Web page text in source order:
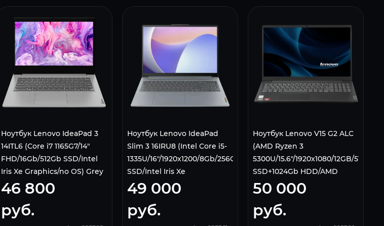
Ноутбук Lenovo IdeaPad 3
14ITL6 (Core i7 1165G7/14"
FHD/16Gb/512Gb SSD/Intel
Iris Xe Graphics/no OS) Grey
46 800
руб.
Ноутбук Lenovo IdeaPad
Slim 3 16IRU8 (Intel Core i5-
1335U/16"/1920x1200/8Gb/256Gb
SSD/Intel Iris Xe
Graphics/w11p) 82X80004RK
49 000
руб.
Ноутбук Lenovo V15 G2 ALC
(AMD Ryzen 3
5300U/15.6"/1920x1080/12GB/512gb
SSD+1024Gb HDD/AMD
Radeon Graphics/Без ОС),
82KD0031RU, черный
50 000
руб.